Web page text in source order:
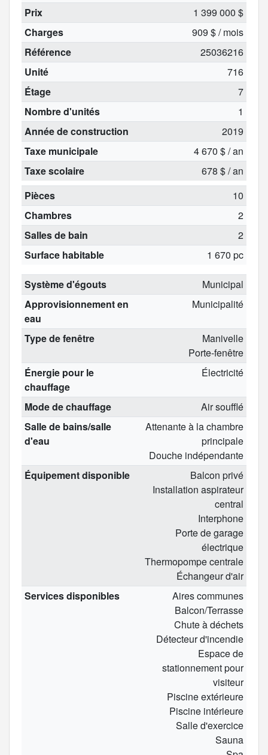
Prix
1 399 000 $
Charges
909 $ / mois
Référence
25036216
Unité
716
Étage
7
Nombre d'unités
1
Année de construction
2019
Taxe municipale
4 670 $ / an
Taxe scolaire
678 $ / an
Pièces
10
Chambres
2
Salles de bain
2
Surface habitable
1 670 pc
Système d'égouts
Municipal
Approvisionnement en
eau
Municipalité
Type de fenêtre
Manivelle
Porte-fenêtre
Énergie pour le
chauffage
Électricité
Mode de chauffage
Air soufflé
Salle de bains/salle
d'eau
Attenante à la chambre
principale
Douche indépendante
Équipement disponible
Balcon privé
Installation aspirateur
central
Interphone
Porte de garage
électrique
Thermopompe centrale
Échangeur d'air
Services disponibles
Aires communes
Balcon/Terrasse
Chute à déchets
Détecteur d'incendie
Espace de
stationnement pour
visiteur
Piscine extérieure
Piscine intérieure
Salle d'exercice
Sauna